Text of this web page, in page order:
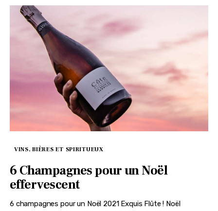
VINS, BIÈRES ET SPIRITUEUX
6 Champagnes pour un Noël
effervescent
6 champagnes pour un Noël 2021 Exquis Flûte ! Noël